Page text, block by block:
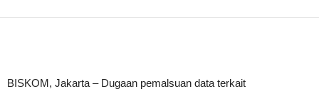
BISKOM, Jakarta – Dugaan pemalsuan data terkait